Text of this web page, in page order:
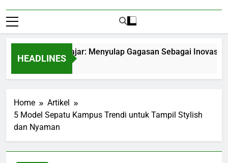
HEADLINES
Pelajar: Menyulap Gagasan Sebagai Inovasi
Ago
Home
Artikel
5 Model Sepatu Kampus Trendi untuk Tampil Stylish
dan Nyaman